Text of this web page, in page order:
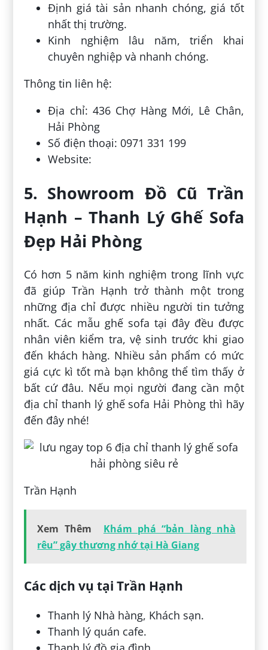
Định giá tài sản nhanh chóng, giá tốt
nhất thị trường.
Kinh nghiệm lâu năm, triển khai
chuyên nghiệp và nhanh chóng.
Thông tin liên hệ:
Địa chỉ: 436 Chợ Hàng Mới, Lê Chân,
Hải Phòng
Số điện thoại: 0971 331 199
Website:
5. Showroom Đồ Cũ Trần
Hạnh – Thanh Lý Ghế Sofa
Đẹp Hải Phòng
Có hơn 5 năm kinh nghiệm trong lĩnh vực
đã giúp Trần Hạnh trở thành một trong
những địa chỉ được nhiều người tin tưởng
nhất. Các mẫu ghế sofa tại đây đều được
nhân viên kiểm tra, vệ sinh trước khi giao
đến khách hàng. Nhiều sản phẩm có mức
giá cực kì tốt mà bạn không thể tìm thấy ở
bất cứ đâu. Nếu mọi người đang cần một
địa chỉ thanh lý ghế sofa Hải Phòng thì hãy
đến đây nhé!
Trần Hạnh
Xem Thêm
Khám phá “bản làng nhà
rêu” gây thương nhớ tại Hà Giang
Các dịch vụ tại Trần Hạnh
Thanh lý Nhà hàng, Khách sạn.
Thanh lý quán cafe.